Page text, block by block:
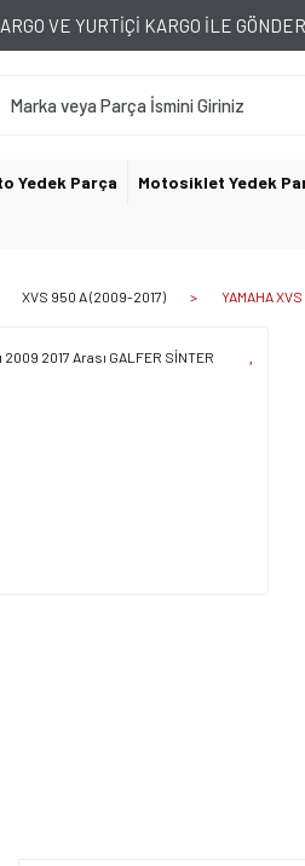
VE YURTİÇİ KARGO İLE
Yedek Parça Motosiklet Yedek
XVS 950 A (2009-2017) YAMAHA